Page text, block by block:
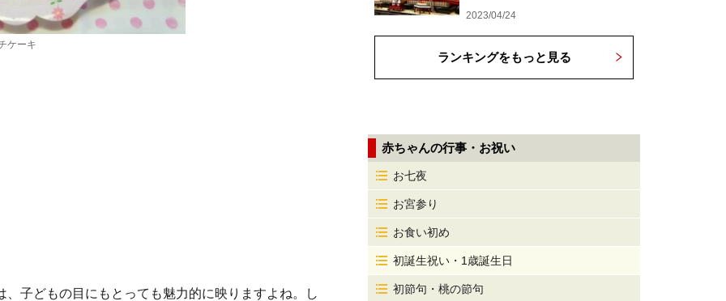
ケーキ
子どもの目にもとっても魅力的に映りますよね。し
2023/04/24
ランキングをもっと見る
赤ちゃんの行事・お祝い
お七夜
お宮参り
お食い初め
初誕生祝い・1歳誕生日
初節句・桃の節句